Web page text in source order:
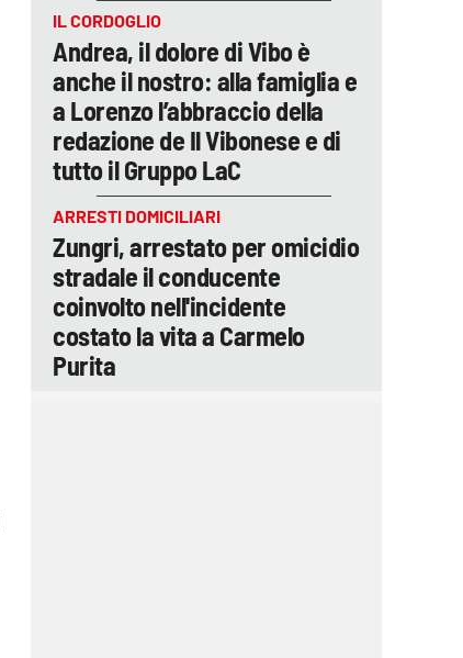
IL CORDOGLIO
Andrea, il dolore di Vibo è
anche il nostro: alla famiglia e
a Lorenzo l’abbraccio della
redazione de Il Vibonese e di
tutto il Gruppo LaC
ARRESTI DOMICILIARI
Zungri, arrestato per omicidio
stradale il conducente
coinvolto nell'incidente
costato la vita a Carmelo
Purita